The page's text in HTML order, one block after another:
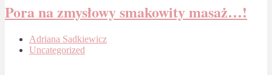
Pora na zmysłowy smakowity masaż…!
Adriana Sadkiewicz
Uncategorized